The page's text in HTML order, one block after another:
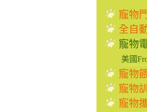
寵物
全自
寵物
美國
寵物
寵物
寵物